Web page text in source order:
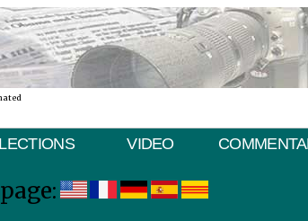
VIDEO